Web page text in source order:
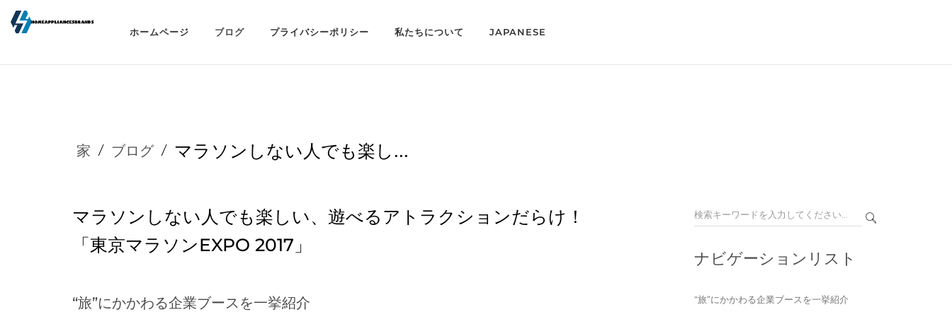
ホームページ ブログ プライバシーポリシー 私たちについて JAPANESE
家 / ブログ / マラソンしない人でも楽し...
マラソンしない人でも楽しい、遊べるアトラクションだらけ！
「東京マラソンEXPO 2017」
“旅”にかかわる企業ブースを一挙紹介
ナビゲーションリスト
“旅”にかかわる企業ブースを一挙紹介